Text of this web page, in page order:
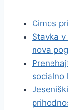
Cimos
Stavka
nova
socialno